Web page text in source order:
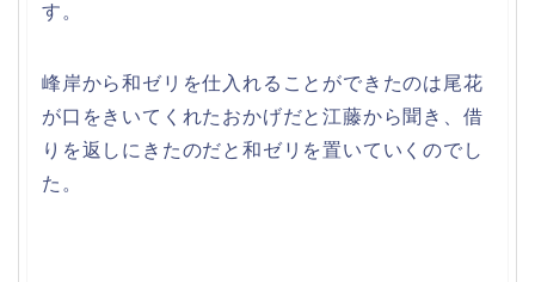
す。
峰岸から和ゼリを仕入れることができたのは尾花
が口をきいてくれたおかげだと江藤から聞き、借
りを返しにきたのだと和ゼリを置いていくのでし
た。